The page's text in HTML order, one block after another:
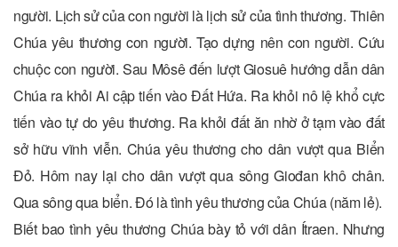
người. Lịch sử của con người là lịch sử của tình thương. Thiên
Chúa yêu thương con người. Tạo dựng nên con người. Cứu
chuộc con người. Sau Môsê đến lượt Giosuê hướng dẫn dân
Chúa ra khỏi Ai cập tiến vào Đất Hứa. Ra khỏi nô lệ khổ cực
tiến vào tự do yêu thương. Ra khỏi đất ăn nhờ ở tạm vào đất
sở hữu vĩnh viễn. Chúa yêu thương cho dân vượt qua Biển
Đỏ. Hôm nay lại cho dân vượt qua sông Giođan khô chân.
Qua sông qua biển. Đó là tình yêu thương của Chúa (năm lẻ).
Biết bao tình yêu thương Chúa bày tỏ với dân Ítraen. Nhưng